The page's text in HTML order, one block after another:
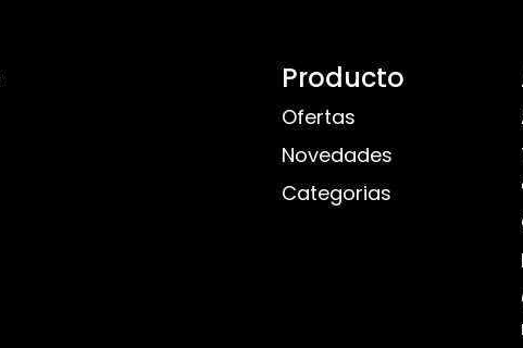
Producto
Ofertas
Novedades
Categorias